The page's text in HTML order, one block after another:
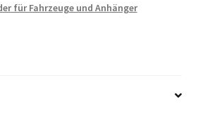
für Fahrzeuge und Anhänger